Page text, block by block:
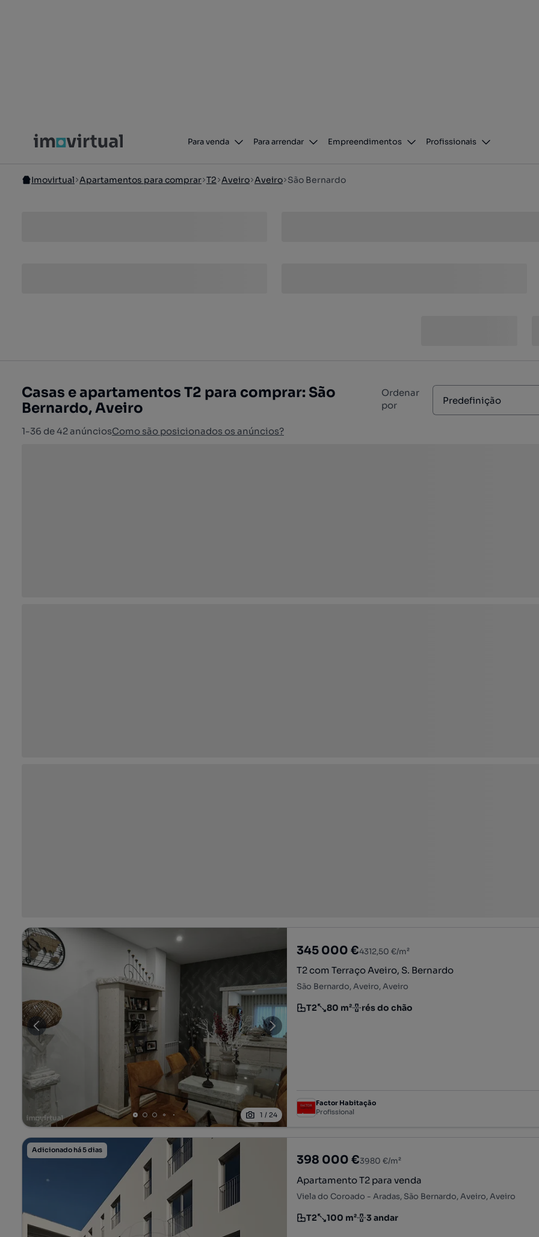
Para venda Para arrendar Empreendimentos Profissionais
Imovirtual Apartamentos para comprar T2 Aveiro Aveiro São Bernardo
Casas e apartamentos T2 para comprar: São
Bernardo, Aveiro
1-36 de 42 anúnciosComo são posicionados os anúncios?
Ordenar
por
Predefinição
1 / 24
345 000 €4312,50 €/m²
T2 com Terraço Aveiro, S. Bernardo
São Bernardo, Aveiro, Aveiro
Tipologia
T2
Preço por metro quadrado
80 m²
Andar rés do chão
Factor Habitação
Profissional
Adicionado há 5 dias
398 000 €3980 €/m²
Apartamento T2 para venda
Viela do Coroado - Aradas, São Bernardo, Aveiro, Aveiro
Tipologia
T2
Preço por metro quadrado
100 m²
Andar 3 andar